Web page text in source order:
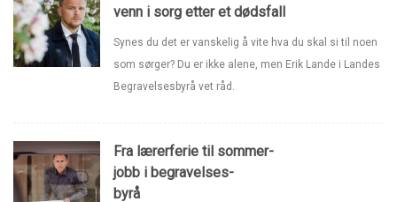
venn i sorg etter et dødsfall
Synes du det er vanskelig å vite hva du skal si til noen
som sørger? Du er ikke alene, men Erik Lande i Landes
Begravelsesbyrå vet råd.
Fra lærerferie til sommer-
jobb i begravelses-
byrå